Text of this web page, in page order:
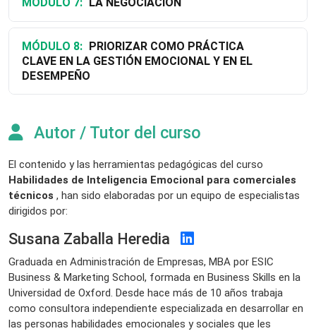
MÓDULO 7: LA NEGOCIACIÓN
MÓDULO 8:
CLAVE EN LA GESTIÓN EMOCIONAL Y EN EL
DESEMPEÑO
Autor / Tutor del curso
El contenido y las herramientas pedagógicas del curso
Habilidades de Inteligencia Emocional para comerciales
técnicos , han sido elaboradas por un equipo de especialistas
dirigidos por:
Susana Zaballa Heredia
Graduada en Administración de Empresas, MBA por ESIC
Business & Marketing School, formada en Business Skills en la
Universidad de Oxford. Desde hace más de 10 años trabaja
como consultora independiente especializada en desarrollar en
las personas habilidades emocionales y sociales que les